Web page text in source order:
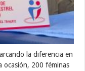
la diferencia en
ocasión, 200 féminas